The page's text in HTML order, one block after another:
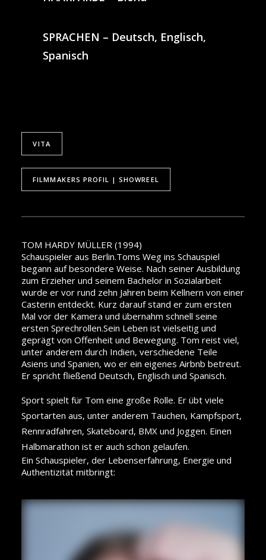
SPRACHEN – Deutsch, Englisch,
Spanisch
VITA
FILMMAKERS PROFIL | SHOWREEL
TOM HARDY MÜLLER (1994)
Schauspieler aus Berlin.Toms Weg ins Schauspiel
begann auf besondere Weise. Nach seiner Ausbildung
zum Erzieher und seinem Bachelor in Sozialarbeit
wurde er vor rund zehn Jahren beim Kellnern von einer
Casterin entdeckt. Kurz darauf stand er zum ersten
Mal vor der Kamera und übernahm schnell seine
ersten Sprechrollen.Sein Leben ist vielseitig und
geprägt von Offenheit und Bewegung. Tom reist viel,
unter anderem durch Indien, verschiedene Teile
Asiens und Spanien, wo er ein eigenes Airbnb betreut.
Er spricht fließend Deutsch, Englisch und Spanisch.
Sport spielt für Tom eine große Rolle. Er übt viele
Sportarten aus, unter anderem Tauchen, Kampfsport,
Rennradfahren, Skateboard, BMX und Joggen. Einen
Halbmarathon ist er auch schon gelaufen.
Ein Schauspieler, der Lebenserfahrung, Energie und
Authentizität mitbringt: